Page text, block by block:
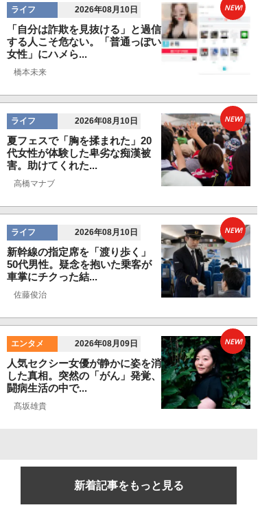
ライフ 2026年08月10日
「自分は詐欺を見抜ける」と過信
する人こそ危ない。「普通っぽい
女性」にハメら...
橋本未来
NEW!
ライフ 2026年08月10日
夏フェスで「胸を揉まれた」20
代女性が体験した卑劣な痴漢被
害。助けてくれた...
高橋マナブ
NEW!
ライフ 2026年08月10日
新幹線の指定席を「渡り歩く」
50代男性。疑念を抱いた乗客が
車掌にチクった結...
佐藤俊治
NEW!
エンタメ 2026年08月09日
人気セクシー女優が静かに姿を消
した真相。突然の「がん」発覚、
闘病生活の中で...
髙坂雄貴
NEW!
新着記事をもっと見る